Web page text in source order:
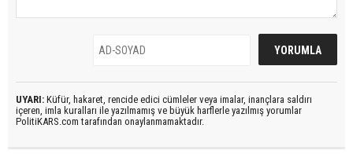
UYARI: Küfür, hakaret, rencide edici cümleler veya imalar, inançlara saldırı
içeren, imla kuralları ile yazılmamış ve büyük harflerle yazılmış yorumlar
PolitiKARS.com tarafından onaylanmamaktadır.